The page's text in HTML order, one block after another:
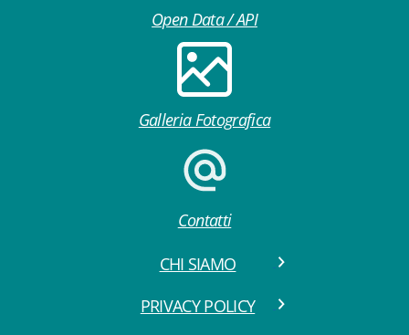
Open Data / API
Galleria Fotografica
Contatti
CHI SIAMO
PRIVACY POLICY